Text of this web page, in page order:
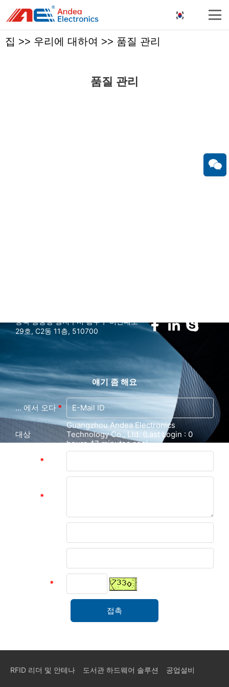
집 >> 우리에 대하여 >> 품질 관리
품질 관리
유한회사는 18년간의 RFID 판독기와 안테나 연구 개발 경험을
중국 광둥성 광저우시 황푸구 비산대로
29호, C2동 11층, 510700
얘기 좀 해요
... 에서 오다 *
대상
Guangzhou Andea Electronics
Technology Co., Ltd. (Last Login : 0
hours 47 minutes ago)
*
*
*
RFID 리더 및 안테나 도서관 하드웨어 솔루션 공업설비